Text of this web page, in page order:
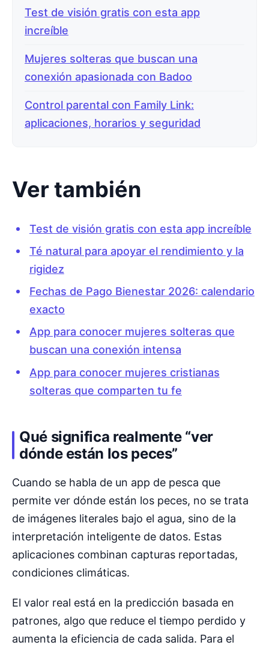
Test de visión gratis con esta app
increíble
Mujeres solteras que buscan una
conexión apasionada con Badoo
Control parental con Family Link:
aplicaciones, horarios y seguridad
Ver también
Test de visión gratis con esta app increíble
Té natural para apoyar el rendimiento y la
rigidez
Fechas de Pago Bienestar 2026: calendario
exacto
App para conocer mujeres solteras que
buscan una conexión intensa
App para conocer mujeres cristianas
solteras que comparten tu fe
Qué significa realmente “ver
dónde están los peces”
Cuando se habla de un app de pesca que
permite ver dónde están los peces, no se trata
de imágenes literales bajo el agua, sino de la
interpretación inteligente de datos. Estas
aplicaciones combinan capturas reportadas,
condiciones climáticas.
El valor real está en la predicción basada en
patrones, algo que reduce el tiempo perdido y
aumenta la eficiencia de cada salida. Para el